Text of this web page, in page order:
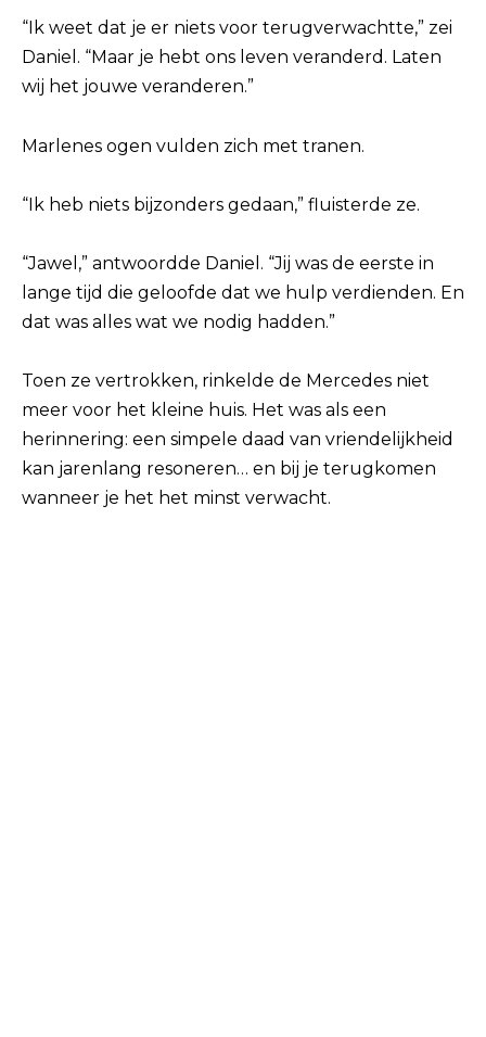
“Ik weet dat je er niets voor terugverwachtte,” zei
Daniel. “Maar je hebt ons leven veranderd. Laten
wij het jouwe veranderen.”
Marlenes ogen vulden zich met tranen.
“Ik heb niets bijzonders gedaan,” fluisterde ze.
“Jawel,” antwoordde Daniel. “Jij was de eerste in
lange tijd die geloofde dat we hulp verdienden. En
dat was alles wat we nodig hadden.”
Toen ze vertrokken, rinkelde de Mercedes niet
meer voor het kleine huis. Het was als een
herinnering: een simpele daad van vriendelijkheid
kan jarenlang resoneren… en bij je terugkomen
wanneer je het het minst verwacht.